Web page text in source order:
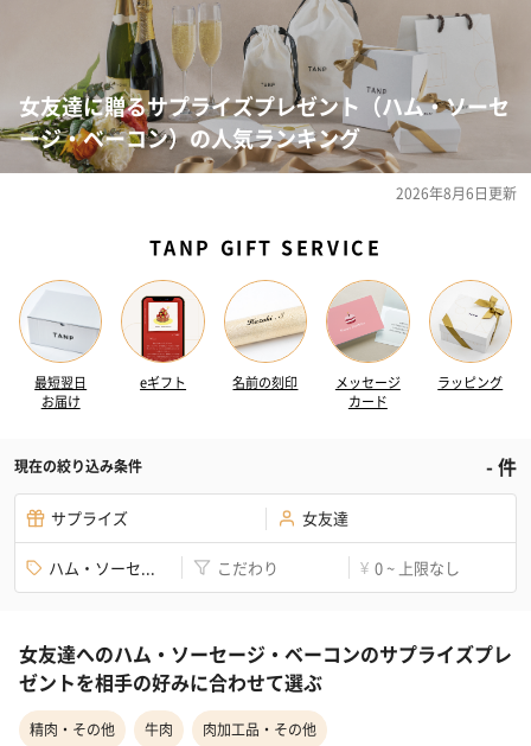
女友達に贈るサプライズプレゼント（ハム・ソーセ
ージ・ベーコン）の人気ランキング
2026年8月6日更新
TANP GIFT SERVICE
最短翌日
お届け
eギフト 名前の刻印
メッセージ
カード
ラッピング
現在の絞り込み条件 -件
サプライズ 女友達
ハム・ソーセ... こだわり ¥ 0 ~ 上限なし
女友達へのハム・ソーセージ・ベーコンのサプライズプレ
ゼントを相手の好みに合わせて選ぶ
精肉・その他 牛肉 肉加工品・その他